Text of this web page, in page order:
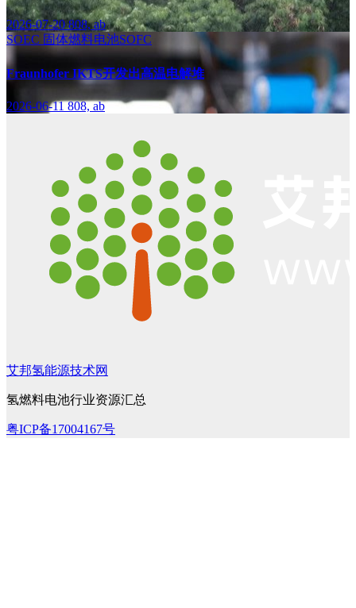
2026-07-20808, ab
SOEC 固体燃料电池SOFC
Fraunhofer IKTS开发出高温电解堆
2026-06-11808, ab
艾邦氢能源技术网
氢燃料电池行业资源汇总
粤ICP备17004167号